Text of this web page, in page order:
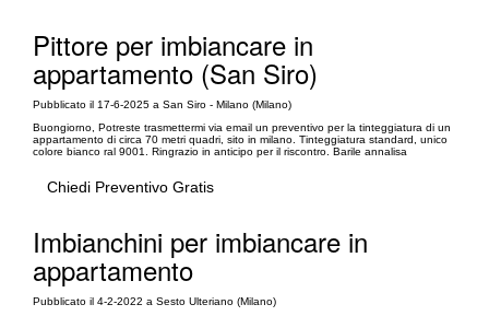
Pittore per imbiancare in
appartamento (San Siro)
Pubblicato il 17-6-2025 a San Siro - Milano (Milano)
Buongiorno, Potreste trasmettermi via email un preventivo per la tinteggiatura di un
appartamento di circa 70 metri quadri, sito in milano. Tinteggiatura standard, unico
colore bianco ral 9001. Ringrazio in anticipo per il riscontro. Barile annalisa
Chiedi Preventivo Gratis
Imbianchini per imbiancare in
appartamento
Pubblicato il 4-2-2022 a Sesto Ulteriano (Milano)